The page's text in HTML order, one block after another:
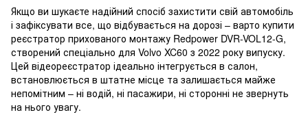
Якщо ви шукаєте надійний спосіб захистити свій автомобіль
і зафіксувати все, що відбувається на дорозі – варто купити
реєстратор прихованого монтажу Redpower DVR-VOL12-G,
створений спеціально для Volvo XC60 з 2022 року випуску.
Цей відеореєстратор ідеально інтегрується в салон,
встановлюється в штатне місце та залишається майже
непомітним – ні водій, ні пасажири, ні сторонні не звернуть
на нього увагу.